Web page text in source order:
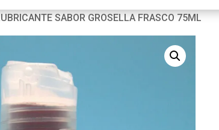
SABOR GROSELLA FRASCO 75ML